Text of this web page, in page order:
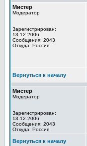
Мистер
Модератор
Зарегистрирован:
13.12.2006
Сообщения: 2043
Откуда: Россия
Вернуться к началу
Мистер
Модератор
Зарегистрирован:
13.12.2006
Сообщения: 2043
Откуда: Россия
Вернуться к началу